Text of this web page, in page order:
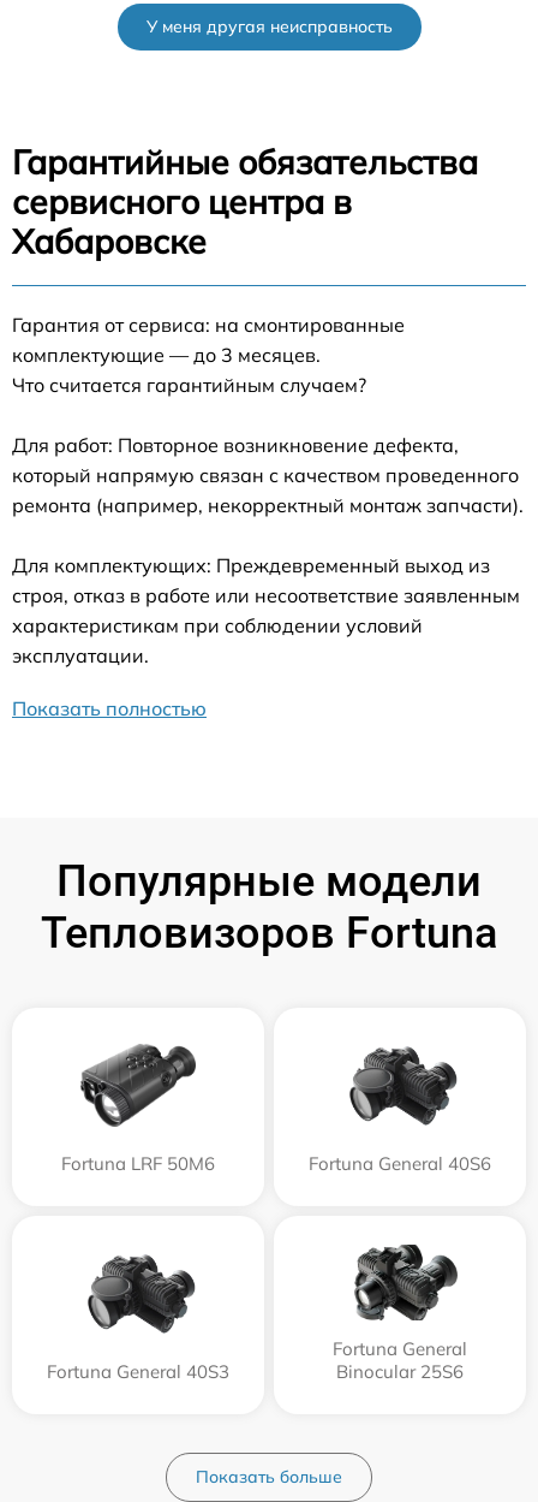
У меня другая неисправность
Гарантийные обязательства
сервисного центра в
Хабаровске
Гарантия от сервиса: на смонтированные
комплектующие — до 3 месяцев.
Что считается гарантийным случаем?
Для работ: Повторное возникновение дефекта,
который напрямую связан с качеством проведенного
ремонта (например, некорректный монтаж запчасти).
Для комплектующих: Преждевременный выход из
строя, отказ в работе или несоответствие заявленным
характеристикам при соблюдении условий
эксплуатации.
Показать полностью
Популярные модели
Тепловизоров Fortuna
Fortuna LRF 50M6 Fortuna General 40S6
Fortuna General 40S3
Fortuna General
Binocular 25S6
Показать больше